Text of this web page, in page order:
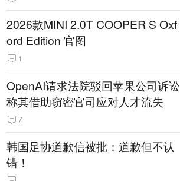
2026款MINI 2.0T COOPER S Oxf
ord Edition 官图
1
OpenAI请求法院驳回苹果公司诉讼
称其借助窃密官司应对人才流失
7
韩国足协道歉信被批：道歉但不认
错！